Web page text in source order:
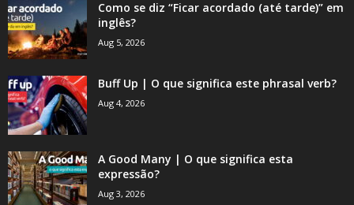
Como se diz “Ficar acordado (até tarde)” em
inglês?
Aug 5, 2026
Buff Up | O que significa este phrasal verb?
Aug 4, 2026
A Good Many | O que significa esta
expressão?
Aug 3, 2026